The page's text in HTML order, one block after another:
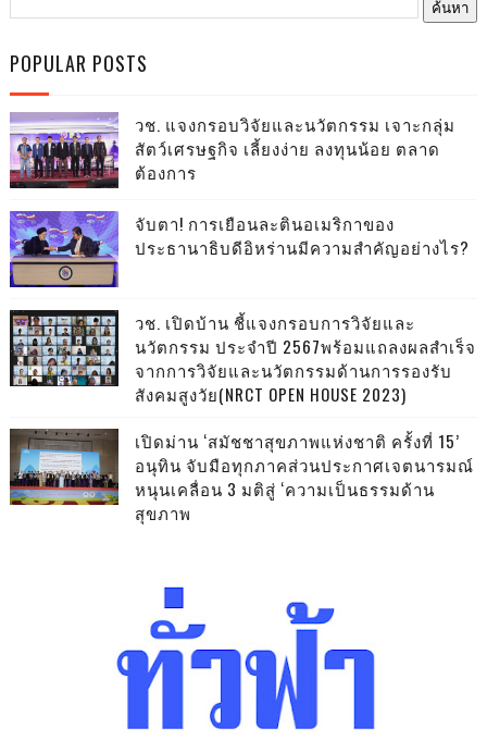
POPULAR POSTS
วช. แจงกรอบวิจัยและนวัตกรรม เจาะกลุ่ม
สัตว์เศรษฐกิจ เลี้ยงง่าย ลงทุนน้อย ตลาด
ต้องการ
จับตา! การเยือนละตินอเมริกาของ
ประธานาธิบดีอิหร่านมีความสำคัญอย่างไร?
วช. เปิดบ้าน ชี้แจงกรอบการวิจัยและ
นวัตกรรม ประจำปี 2567พร้อมแถลงผลสำเร็จ
จากการวิจัยและนวัตกรรมด้านการรองรับ
สังคมสูงวัย(NRCT OPEN HOUSE 2023)
เปิดม่าน ‘สมัชชาสุขภาพแห่งชาติ ครั้งที่ 15’
อนุทิน จับมือทุกภาคส่วนประกาศเจตนารมณ์
หนุนเคลื่อน 3 มติสู่ ‘ความเป็นธรรมด้าน
สุขภาพ